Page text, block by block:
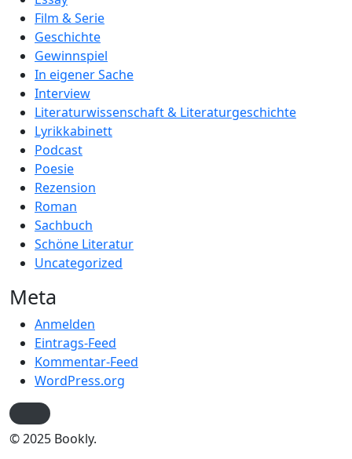
Film & Serie
Geschichte
Gewinnspiel
In eigener Sache
Interview
Literaturwissenschaft & Literaturgeschichte
Lyrikkabinett
Podcast
Poesie
Rezension
Roman
Sachbuch
Schöne Literatur
Uncategorized
Meta
Anmelden
Eintrags-Feed
Kommentar-Feed
WordPress.org
© 2025 Bookly.